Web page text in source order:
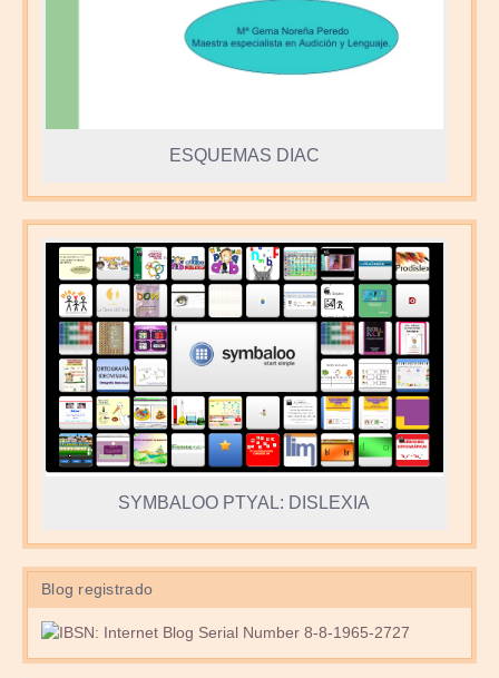
ESQUEMAS DIAC
SYMBALOO PTYAL: DISLEXIA
Blog registrado